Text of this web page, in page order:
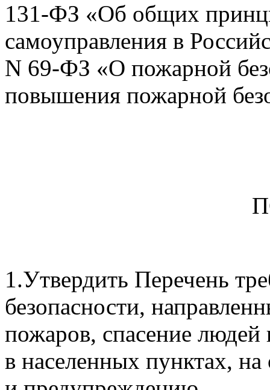
131-ФЗ «Об общих
самоуправления в
N 69-ФЗ «О пожарной
повышения пожарной
1.Утвердить Перечень
безопасности,
пожаров, спасение
в населенных пунктах, на